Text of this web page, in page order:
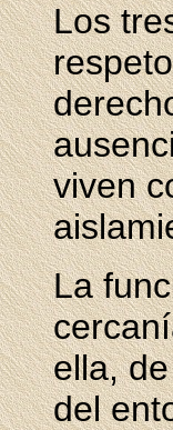
Los
viven
La
ella,
del